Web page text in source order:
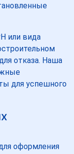
или вида
отказа. Наша
для успешного
оформления